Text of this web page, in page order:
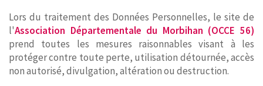
Lors du traitement des Données Personnelles, le site de
l'Association Départementale du Morbihan (OCCE 56)
prend toutes les mesures raisonnables visant à les
protéger contre toute perte, utilisation détournée, accès
non autorisé, divulgation, altération ou destruction.